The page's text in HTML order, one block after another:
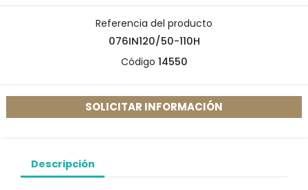
Referencia del producto
076IN120/50-110H
Código 14550
SOLICITAR INFORMACIÓN
Descripción